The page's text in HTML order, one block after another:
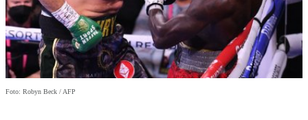
Foto: Robyn Beck / AFP